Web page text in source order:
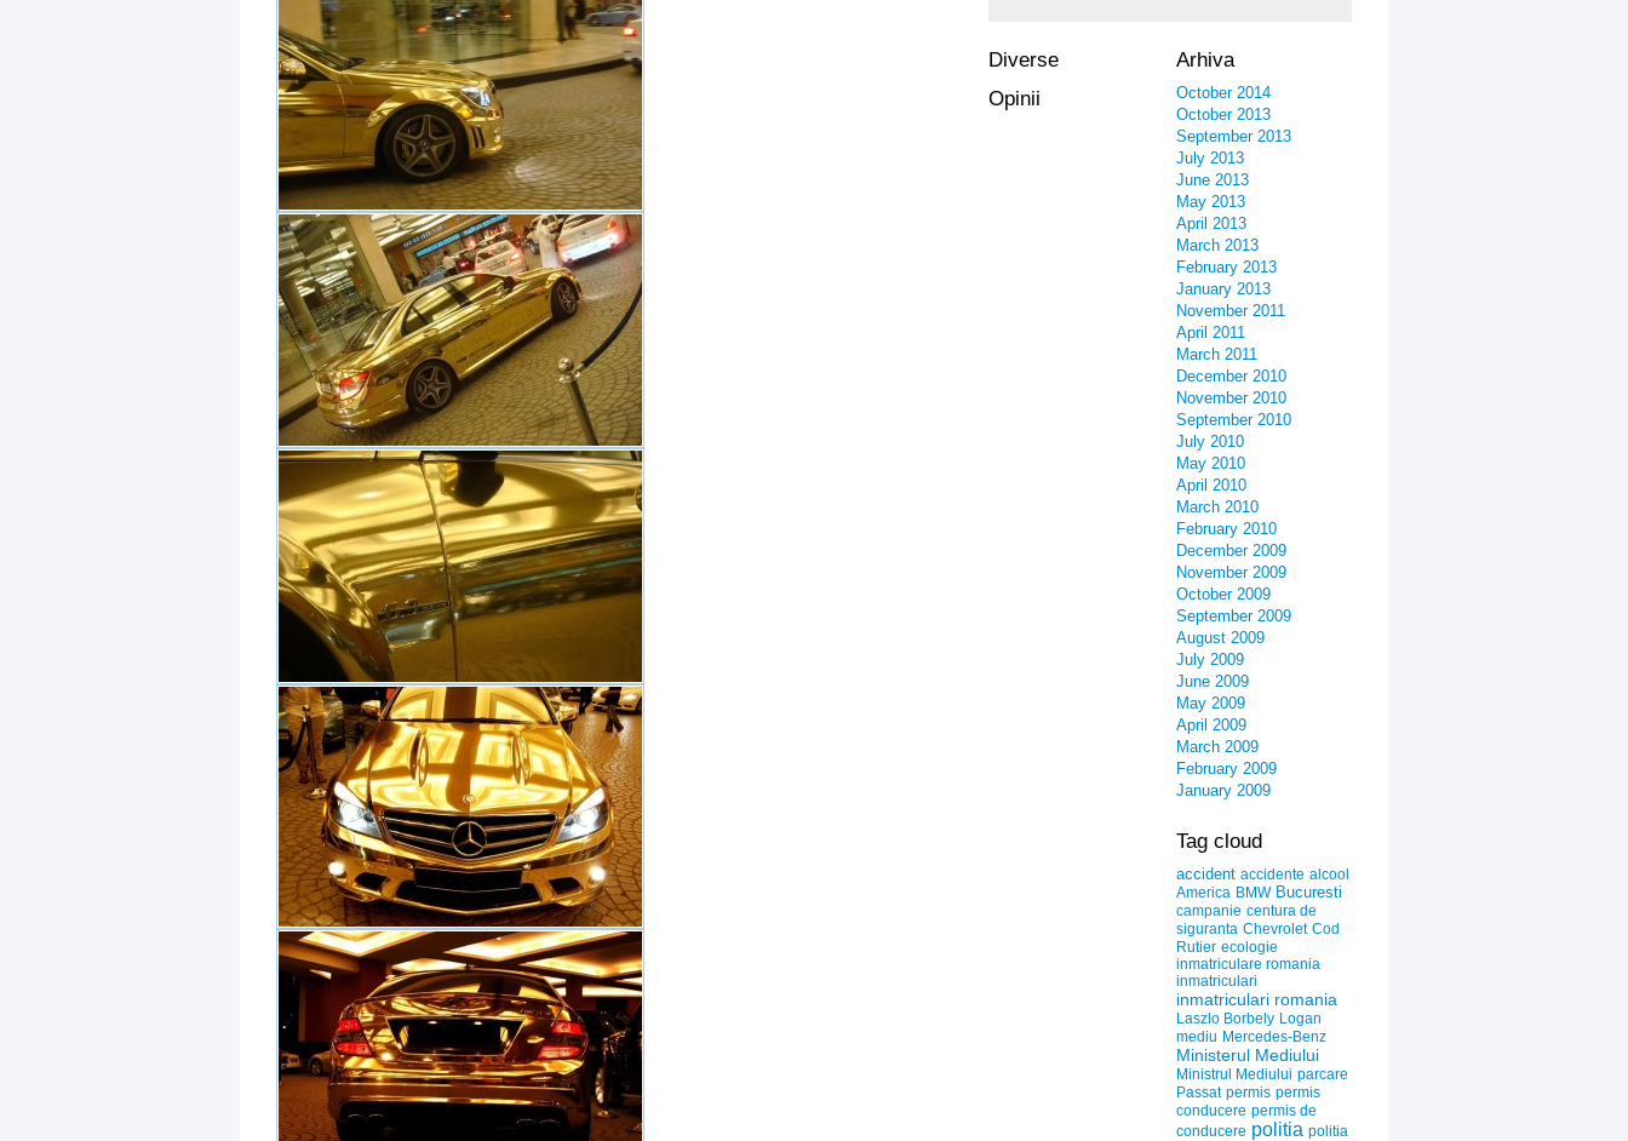
Diverse
Opinii
Arhiva
October 2014
October 2013
September 2013
July 2013
June 2013
May 2013
April 2013
March 2013
February 2013
January 2013
November 2011
April 2011
March 2011
December 2010
November 2010
September 2010
July 2010
May 2010
April 2010
March 2010
February 2010
December 2009
November 2009
October 2009
September 2009
August 2009
July 2009
June 2009
May 2009
April 2009
March 2009
February 2009
January 2009
Tag cloud
accident accidente alcool
America BMW Bucuresti
campanie centura de
siguranta Chevrolet Cod
Rutier ecologie
inmatriculare romania
inmatriculari
inmatriculari romania
Laszlo Borbely Logan
mediu Mercedes-Benz
Ministerul Mediului
Ministrul Mediului parcare
Passat permis permis
conducere permis de
conducere politia politia